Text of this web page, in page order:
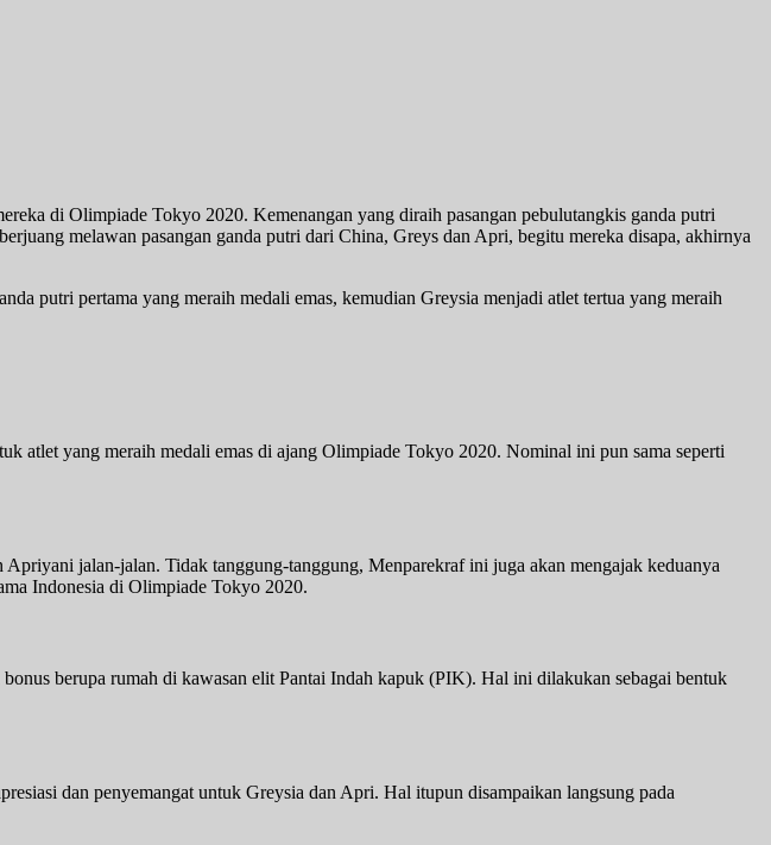
di Olimpiade Tokyo 2020. Kemenangan yang diraih pasangan pebulutangkis ganda putri
melawan pasangan ganda putri dari China, Greys dan Apri, begitu mereka disapa, akhirnya
putri pertama yang meraih medali emas, kemudian Greysia menjadi atlet tertua yang meraih
atlet yang meraih medali emas di ajang Olimpiade Tokyo 2020. Nominal ini pun sama seperti
jalan-jalan. Tidak tanggung-tanggung, Menparekraf ini juga akan mengajak keduanya
Indonesia di Olimpiade Tokyo 2020.
berupa rumah di kawasan elit Pantai Indah kapuk (PIK). Hal ini dilakukan sebagai bentuk
dan penyemangat untuk Greysia dan Apri. Hal itupun disampaikan langsung pada